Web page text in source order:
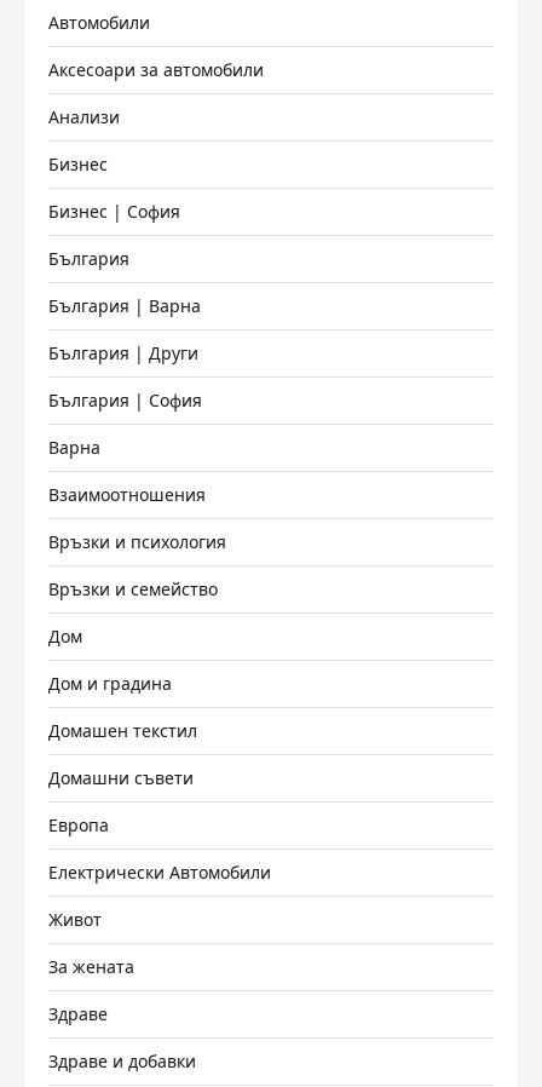
Автомобили
Аксесоари за автомобили
Анализи
Бизнес
Бизнес | София
България
България | Варна
България | Други
България | София
Варна
Взаимоотношения
Връзки и психология
Връзки и семейство
Дом
Дом и градина
Домашен текстил
Домашни съвети
Европа
Електрически Автомобили
Живот
За жената
Здраве
Здраве и добавки